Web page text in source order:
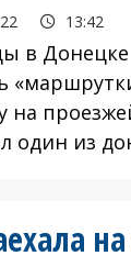
13:42
в Донецке
один из